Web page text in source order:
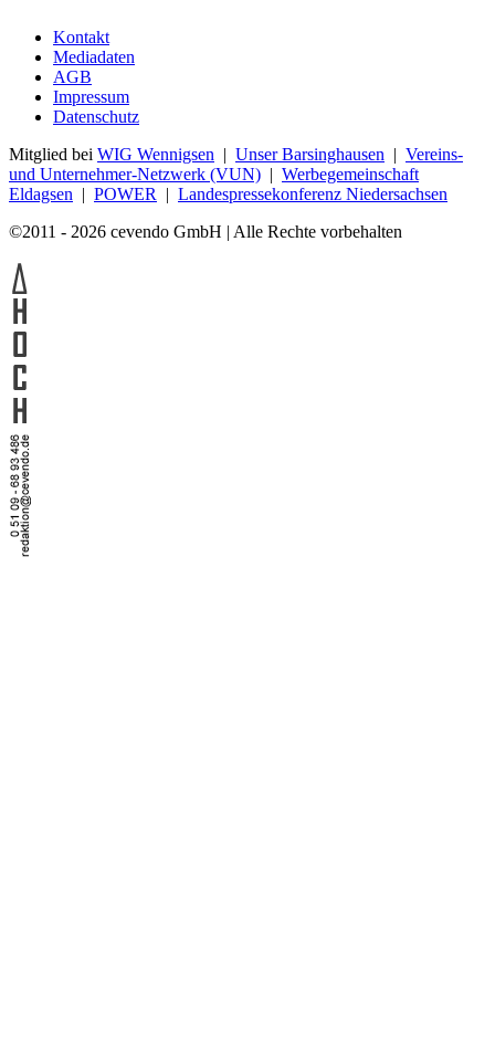
Kontakt
Mediadaten
AGB
Impressum
Datenschutz
Mitglied bei WIG Wennigsen | Unser Barsinghausen | Vereins-
und Unternehmer-Netzwerk (VUN) | Werbegemeinschaft
Eldagsen | POWER | Landespressekonferenz Niedersachsen
©2011 - 2026 cevendo GmbH | Alle Rechte vorbehalten